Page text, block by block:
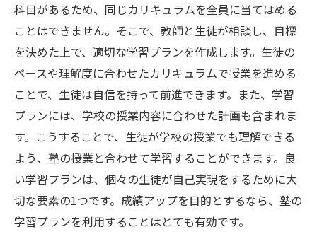
科目があるため、同じカリキュラムを全員に当てはめる
ことはできません。そこで、教師と生徒が相談し、目標
を決めた上で、適切な学習プランを作成します。生徒の
ペースや理解度に合わせたカリキュラムで授業を進める
ことで、生徒は自信を持って前進できます。また、学習
プランには、学校の授業内容に合わせた計画も含まれま
す。こうすることで、生徒が学校の授業でも理解できる
よう、塾の授業と合わせて学習することができます。良
い学習プランは、個々の生徒が自己実現をするために大
切な要素の1つです。成績アップを目的とするなら、塾の
学習プランを利用することはとても有効です。